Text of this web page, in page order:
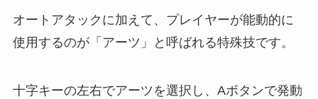
オートアタックに加えて、プレイヤーが能動的に
使用するのが「アーツ」と呼ばれる特殊技です。
十字キーの左右でアーツを選択し、Aボタンで発動